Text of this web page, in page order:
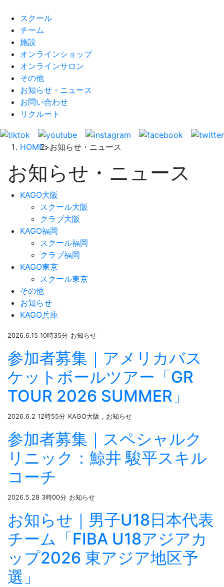
スクール
チーム
施設
オンラインショップ
オンラインサロン
その他
お知らせ・ニュース
お問い合わせ
リクルート
HOME>お知らせ・ニュース
お知らせ・ニュース
KAGO大阪
スクール大阪
クラブ大阪
KAGO福岡
スクール福岡
クラブ福岡
KAGO東京
スクール東京
その他
お知らせ
KAGO兵庫
2026.6.15 10時35分 お知らせ
参加者募集｜アメリカバス
ケットボールツアー「GR
TOUR 2026 SUMMER」
2026.6.2 12時55分 KAGO大阪 , お知らせ
参加者募集｜スペシャルク
リニック：鯨井 駿平スキル
コーチ
2026.5.28 3時00分 お知らせ
お知らせ｜男子U18日本代表
チーム「FIBA U18アジアカ
ップ2026 東アジア地区予
選」